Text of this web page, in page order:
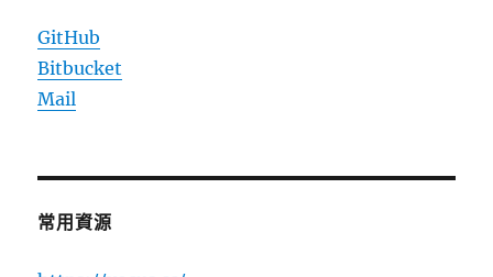
GitHub
Bitbucket
Mail
常用資源